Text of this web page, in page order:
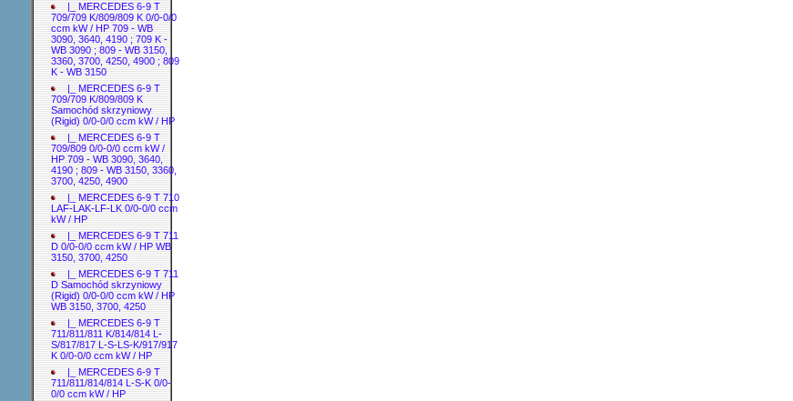
|_ MERCEDES 6-9 T
709/709 K/809/809 K 0/0-0/0
ccm kW / HP 709 - WB
3090, 3640, 4190 ; 709 K -
WB 3090 ; 809 - WB 3150,
3360, 3700, 4250, 4900 ; 809
K - WB 3150
|_ MERCEDES 6-9 T
709/709 K/809/809 K
Samochód skrzyniowy
(Rigid) 0/0-0/0 ccm kW / HP
|_ MERCEDES 6-9 T
709/809 0/0-0/0 ccm kW /
HP 709 - WB 3090, 3640,
4190 ; 809 - WB 3150, 3360,
3700, 4250, 4900
|_ MERCEDES 6-9 T 710
LAF-LAK-LF-LK 0/0-0/0 ccm
kW / HP
|_ MERCEDES 6-9 T 711
D 0/0-0/0 ccm kW / HP WB
3150, 3700, 4250
|_ MERCEDES 6-9 T 711
D Samochód skrzyniowy
(Rigid) 0/0-0/0 ccm kW / HP
WB 3150, 3700, 4250
|_ MERCEDES 6-9 T
711/811/811 K/814/814 L-
S/817/817 L-S-LS-K/917/917
K 0/0-0/0 ccm kW / HP
|_ MERCEDES 6-9 T
711/811/814/814 L-S-K 0/0-
0/0 ccm kW / HP